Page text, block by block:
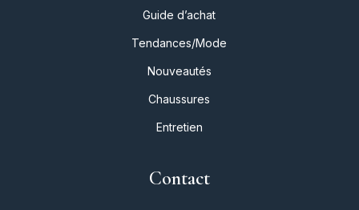
Guide d’achat
Tendances/Mode
Nouveautés
Chaussures
Entretien
Contact